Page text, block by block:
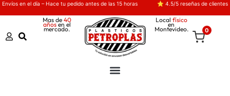
Envíos en el día – Hace tu pedido antes de las 15 horas ⭐ 4.5/5 reseñas de clientes
Mas de 40
añosen el
mercado.
Local físico
en
Montevideo. 0